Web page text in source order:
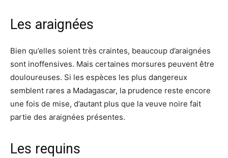
Les araignées
Bien qu’elles soient très craintes, beaucoup d’araignées
sont inoffensives. Mais certaines morsures peuvent être
douloureuses. Si les espèces les plus dangereux
semblent rares a Madagascar, la prudence reste encore
une fois de mise, d’autant plus que la veuve noire fait
partie des araignées présentes.
Les requins